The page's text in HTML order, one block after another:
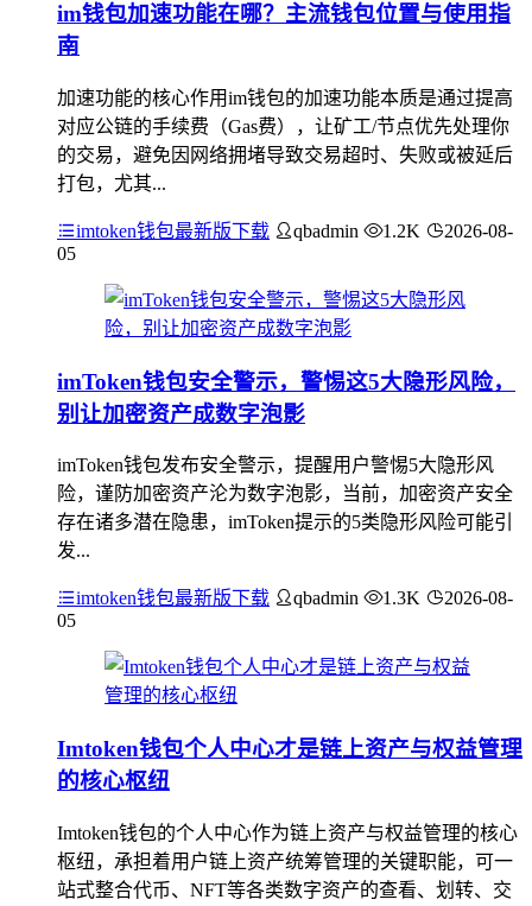
im钱包加速功能在哪？主流钱包位置与使用指
南
加速功能的核心作用im钱包的加速功能本质是通过提高
对应公链的手续费（Gas费），让矿工/节点优先处理你
的交易，避免因网络拥堵导致交易超时、失败或被延后
打包，尤其...
imtoken钱包最新版下载 qbadmin 1.2K
2026-08-
05
imToken钱包安全警示，警惕这5大隐形风险，
别让加密资产成数字泡影
imToken钱包发布安全警示，提醒用户警惕5大隐形风
险，谨防加密资产沦为数字泡影，当前，加密资产安全
存在诸多潜在隐患，imToken提示的5类隐形风险可能引
发...
imtoken钱包最新版下载 qbadmin 1.3K
2026-08-
05
Imtoken钱包个人中心才是链上资产与权益管理
的核心枢纽
Imtoken钱包的个人中心作为链上资产与权益管理的核心
枢纽，承担着用户链上资产统筹管理的关键职能，可一
站式整合代币、NFT等各类数字资产的查看、划转、交